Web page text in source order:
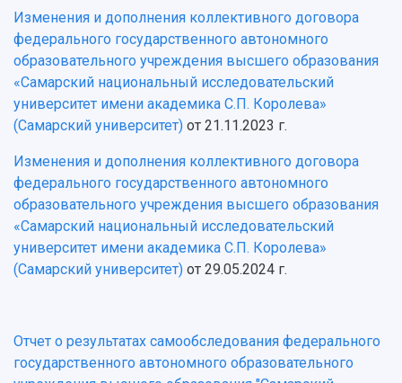
Изменения и дополнения коллективного договора
федерального государственного автономного
образовательного учреждения высшего образования
«Самарский национальный исследовательский
университет имени академика С.П. Королева»
(Самарский университет) от 21.11.2023 г.
Изменения и дополнения коллективного договора
федерального государственного автономного
образовательного учреждения высшего образования
«Самарский национальный исследовательский
университет имени академика С.П. Королева»
(Самарский университет) от 29.05.2024 г.
Отчет о результатах самообследования федерального
государственного автономного образовательного